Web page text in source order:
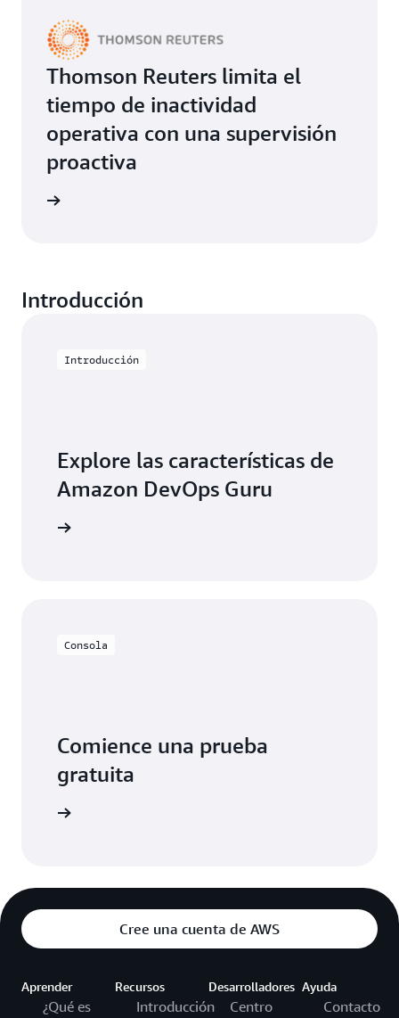
Thomson Reuters limita el
tiempo de inactividad
operativa con una supervisión
proactiva
Introducción
Introducción
Explore las características de
Amazon DevOps Guru
Consola
Comience una prueba
gratuita
Cree una cuenta de AWS
Aprender
¿Qué es
Recursos
Introducción
Desarrolladores
Centro
Ayuda
Contacto